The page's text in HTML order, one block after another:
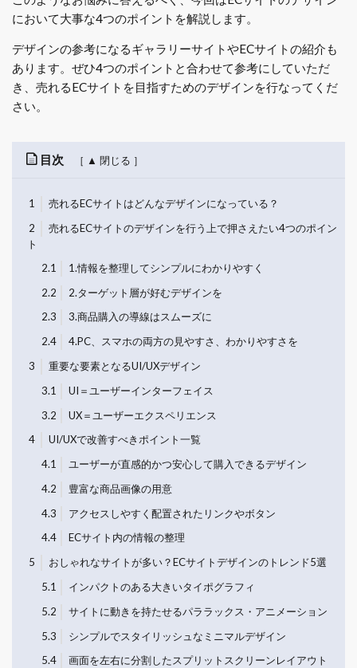
において大事な4つのポイントを解説します。
デザインの参考になるギャラリーサイトやECサイトの紹介も
あります。ぜひ4つのポイントと合わせて参考にしていただ
き、売れるECサイトを目指すためのデザインを行なってくだ
さい。
目次
1
売れるECサイトはどんなデザインになっている？
2
売れるECサイトのデザインを行う上で押さえたい4つのポイン
ト
2.1
1.情報を整理してシンプルにわかりやすく
2.2
2.ターゲット層が好むデザインを
2.3
3.商品購入の導線はスムーズに
2.4
4.PC、スマホの両方の見やすさ、わかりやすさを
3
重要な要素となるUI/UXデザイン
3.1
UI＝ユーザーインターフェイス
3.2
UX＝ユーザーエクスペリエンス
4
UI/UXで改善すべきポイント一覧
4.1
ユーザーが直感的かつ安心して購入できるデザイン
4.2
豊富な商品画像の用意
4.3
アクセスしやすく配置されたリンクやボタン
4.4
ECサイト内の情報の整理
5
おしゃれなサイトが多い？ECサイトデザインのトレンド5選
5.1
インパクトのある大きいタイポグラフィ
5.2
サイトに動きを持たせるパララックス・アニメーション
5.3
シンプルでスタイリッシュなミニマルデザイン
5.4
画面を左右に分割したスプリットスクリーンレイアウト